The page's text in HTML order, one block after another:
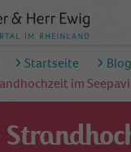
Startseite
Blog
im